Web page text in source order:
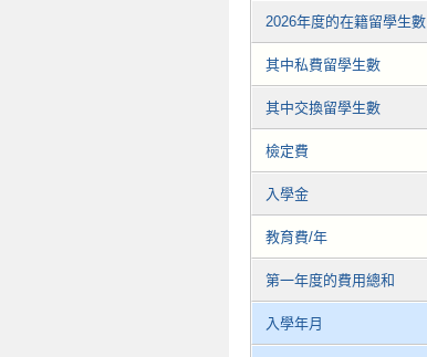
2026年度的在籍留學生數
其中私費留學生數
其中交換留學生數
檢定費
入學金
教育費/年
第一年度的費用總和
入學年月